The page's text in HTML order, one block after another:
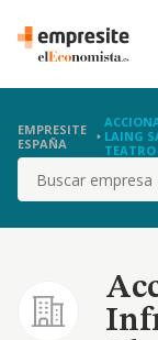
EMPRESITE
ESPAÑA
LAING
Buscar